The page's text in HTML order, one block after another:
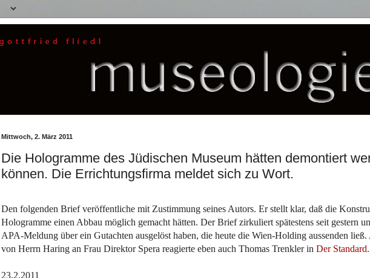
Mittwoch, 2. März 2011
Die Hologramme des Jüdischen Museum hätten demontiert
können. Die Errichtungsfirma meldet sich zu Wort.
Den folgenden Brief veröffentliche mit Zustimmung seines Autors. Er stellt klar, daß die
Hologramme einen Abbau möglich gemacht hätten. Der Brief zirkuliert spätestens seit gestern
APA-Meldung über ein Gutachten ausgelöst haben, die heute die Wien-Holding aussenden
von Herrn Haring an Frau Direktor Spera reagierte eben auch Thomas Trenkler in Der Standard.
23.2.2011